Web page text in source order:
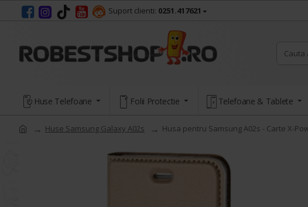
Suport clienti: 0251.417621
Huse Telefoane Folii Protectie Telefoane & Tablete
Huse Samsung Galaxy A02s Husa pentru Samsung A02s - Carte X-